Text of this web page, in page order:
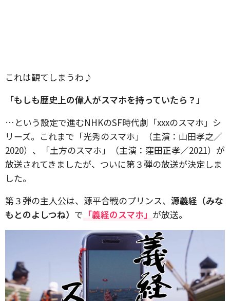
これは観てしまうわ♪
「もしも歴史上の偉人がスマホを持っていたら？」
…という設定で進むNHKのSF時代劇「xxxのスマホ」シ
リーズ。これまで「光秀のスマホ」（主演：山田孝之／
2020）、「土方のスマホ」（主演：窪田正孝／2021）が
放送されてきましたが、ついに第３弾の放送が決定しま
した。
第３弾の主人公は、源平合戦のプリンス、 源義経（みな
もとのよしつね） で 「義経のスマホ」 が放送。